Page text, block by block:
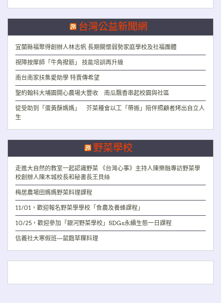
台灣公益新聞網
宜蘭縣福聚得創辦人林志帆 長期關懷弱勢家庭學校及社福團體
視障按摩師「牛角撥筋」 技能培訓再升級
南台南家扶集愛助學 特賣傳希望
聖約翰科大埔園開心農場大豐收 南瓜飄香串起校園與社區
從受助到「蛋黃酥媽媽」 芥菜種會以工「帶振」陪伴照顧者烤出自立人
生
野菜學校
走進大自然的教室一起認識野菜 《台灣心事》主持人陳樂融專訪野菜學
校創辦人陳木城校長和秘書長王貝絲
梅居農場田媽媽野菜料理課程
11/01，歡迎報名野菜學學校「食農及養蜂課程」
10/25，歡迎參加「銀河野菜學校」SDGs永續生態一日課程
信義社大寒假班—鼠麴草粿料理